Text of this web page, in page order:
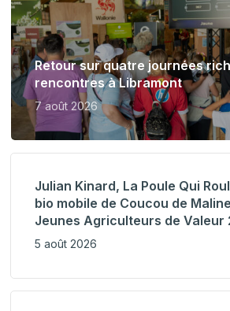
Retour sur quatre journées
rencontres à Libramont
7 août 2026
Julian Kinard, La Poule Qui
bio mobile de Coucou de
Jeunes Agriculteurs de Valeur
5 août 2026